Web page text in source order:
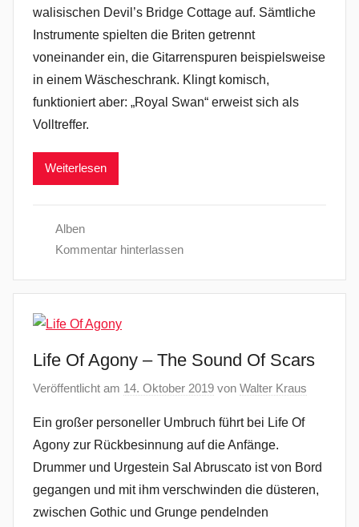
walisischen Devil’s Bridge Cottage auf. Sämtliche
Instrumente spielten die Briten getrennt
voneinander ein, die Gitarrenspuren beispielsweise
in einem Wäscheschrank. Klingt komisch,
funktioniert aber: „Royal Swan“ erweist sich als
Volltreffer.
Weiterlesen
Alben
Kommentar hinterlassen
Life Of Agony – The Sound Of Scars
Veröffentlicht am 14. Oktober 2019 von Walter Kraus
Ein großer personeller Umbruch führt bei Life Of
Agony zur Rückbesinnung auf die Anfänge.
Drummer und Urgestein Sal Abruscato ist von Bord
gegangen und mit ihm verschwinden die düsteren,
zwischen Gothic und Grunge pendelnden